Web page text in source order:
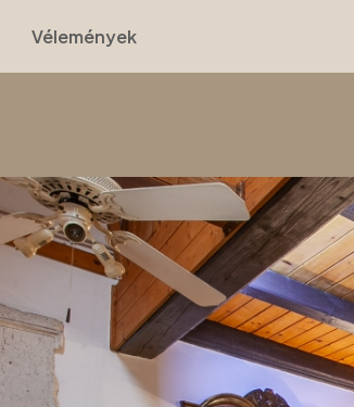
Vélemények
(nappalis, galériás, 2 szobás)